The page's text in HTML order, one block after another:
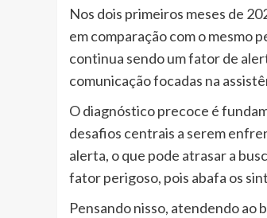
Nos dois primeiros meses de
em comparação com o mesmo
continua sendo um fator de
comunicação focadas na
O diagnóstico precoce é
desafios centrais a serem
alerta, o que pode atrasar a
fator perigoso, pois abafa os
Pensando nisso, atendendo ao